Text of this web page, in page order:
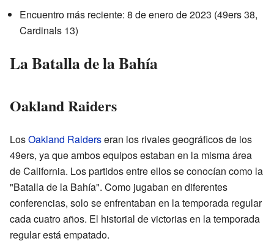
Encuentro más reciente: 8 de enero de 2023 (49ers 38,
Cardinals 13)
La Batalla de la Bahía
Oakland Raiders
LosOakland Raiderseran los rivales geográficos de los
49ers, ya que ambos equipos estaban en la misma área
de California. Los partidos entre ellos se conocían como la
"Batalla de la Bahía". Como jugaban en diferentes
conferencias, solo se enfrentaban en la temporada regular
cada cuatro años. El historial de victorias en la temporada
regular está empatado.